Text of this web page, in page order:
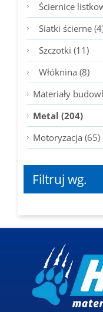
Ściernice
Siatki ścierne
Szczotki (11)
Włóknina (8)
Materiały
Metal (204)
Motoryzacja (65)
Filtruj wg.